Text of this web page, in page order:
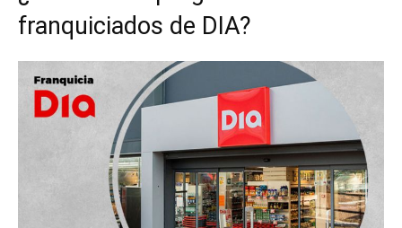
franquiciados de DIA?